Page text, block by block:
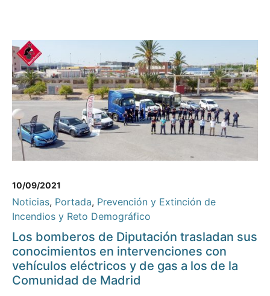
10/09/2021
Noticias, Portada, Prevención y Extinción de
Incendios y Reto Demográfico
Los bomberos de Diputación trasladan sus
conocimientos en intervenciones con
vehículos eléctricos y de gas a los de la
Comunidad de Madrid